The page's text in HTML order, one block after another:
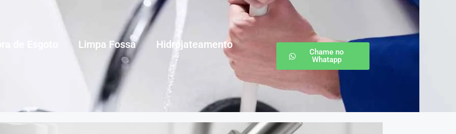
Limpa Fossa Hidrojateamento
Chame no
Whatapp